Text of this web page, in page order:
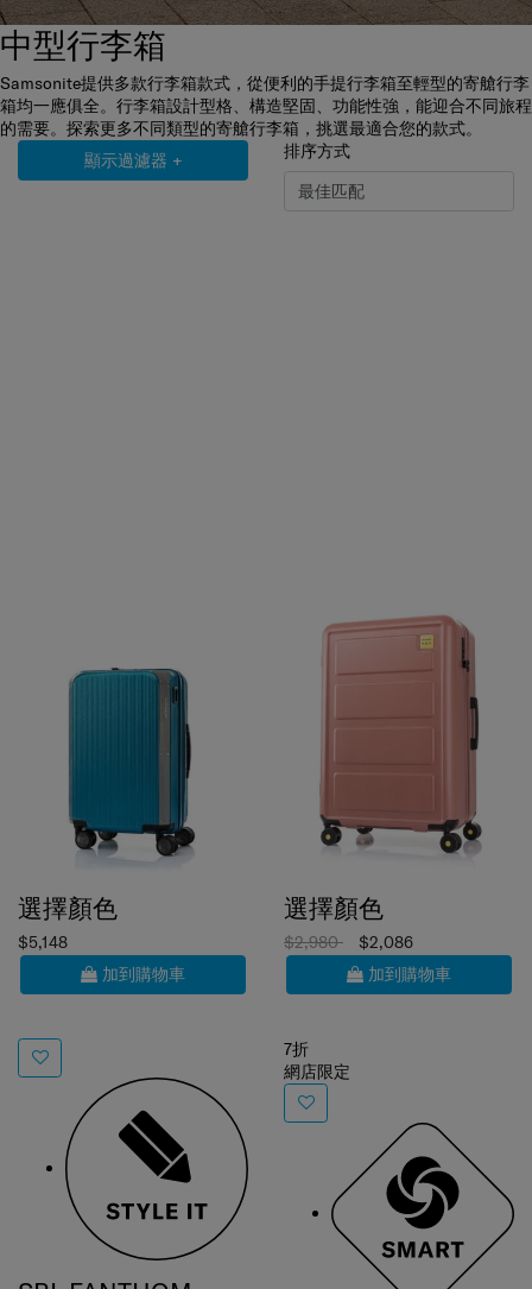
中型行李箱
Samsonite提供多款行李箱款式，從便利的手提行李箱至輕型的寄艙行李
箱均一應俱全。行李箱設計型格、構造堅固、功能性強，能迎合不同旅程
的需要。探索更多不同類型的寄艙行李箱，挑選最適合您的款式。
顯示過濾器 + 排序方式
$5,148
加到購物車
SBL FANTHOM
$2,980
$2,086
加到購物車
網店限定